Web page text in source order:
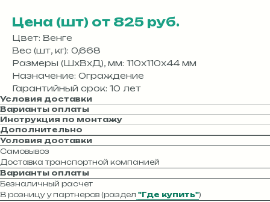
Цена (шт) от 825 руб.
Цвет: Венге
Вес (шт, кг): 0,668
Размеры (ШхВхД), мм: 110х110х44 мм
Назначение: Ограждение
Гарантийный срок: 10 лет
Условия доставки
Варианты оплаты
Инструкция по монтажу
Дополнительно
Условия доставки
Самовывоз
Доставка транспортной компанией
Варианты оплаты
Безналичный расчет
В розницу у партнеров (раздел "Где купить")